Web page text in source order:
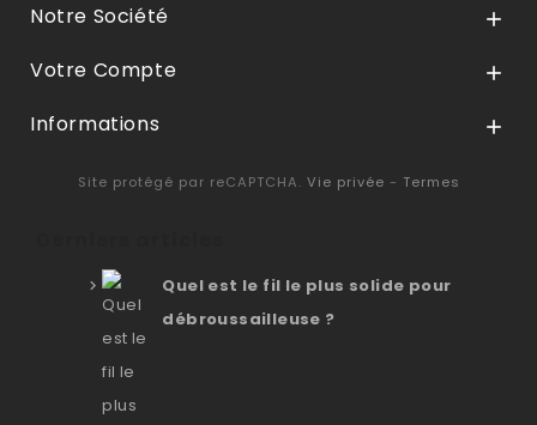
Notre Société 
Votre Compte 
Informations 
Site protégé par reCAPTCHA. Vie privée - Termes
Quel est le fil le plus solide pour
débroussailleuse ?